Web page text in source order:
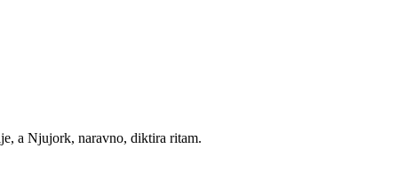
a Njujork, naravno, diktira ritam.